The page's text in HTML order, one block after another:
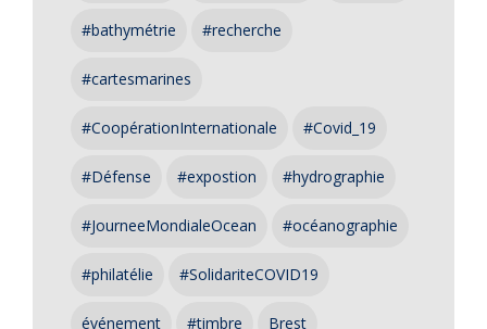
#bathymétrie #recherche
#cartesmarines
#CoopérationInternationale #Covid_19
#Défense #expostion #hydrographie
#JourneeMondialeOcean #océanographie
#philatélie #SolidariteCOVID19
événement #timbre Brest